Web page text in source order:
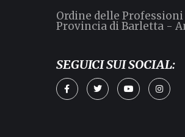
Ordine delle
Provincia di Barletta -
SEGUICI SUI SOCIAL: